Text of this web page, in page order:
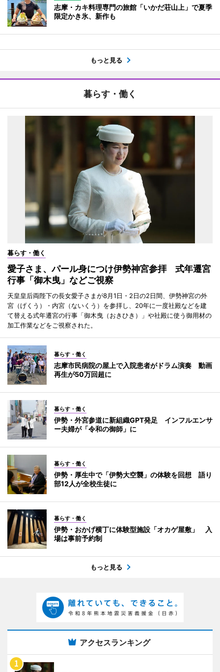
志摩・カキ料理専門の旅館「いかだ荘山上」で夏季
限定かき氷、新作も
もっと見る
暮らす・働く
暮らす・働く
愛子さま、パール身につけ伊勢神宮参拝 式年遷宮
行事「御木曳」などご視察
天皇皇后両陛下の長女愛子さまが8月1日・2日の2日間、伊勢神宮の外
宮（げくう）・内宮（ないくう）を参拝し、20年に一度社殿などを建
て替える式年遷宮の行事「御木曳（おきひき）」や社殿に使う御用材の
加工作業などをご視察された。
暮らす・働く
志摩市民病院の屋上で入院患者がドラム演奏 動画
再生が50万回超に
暮らす・働く
伊勢・外宮参道に新組織GPT発足 インフルエンサ
ー夫婦が「令和の御師」に
暮らす・働く
伊勢・厚生中で「伊勢大空襲」の体験を回想 語り
部12人が全校生徒に
暮らす・働く
伊勢・おかげ横丁に体験型施設「オカゲ屋敷」 入
場は事前予約制
もっと見る
アクセスランキング